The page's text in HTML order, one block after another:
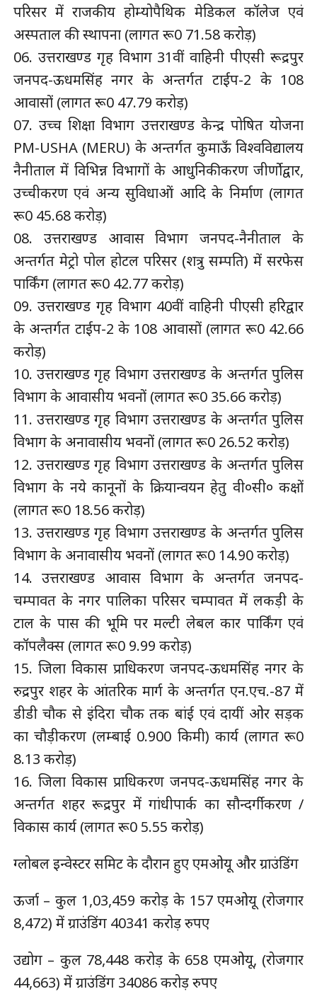
परिसर में राजकीय होम्योपैथिक मेडिकल कॉलेज एवं
अस्पताल की स्थापना (लागत रू0 71.58 करोड़)
06. उत्तराखण्ड गृह विभाग 31वीं वाहिनी पीएसी रूद्रपुर
जनपद-ऊधमसिंह नगर के अन्तर्गत टाईप-2 के 108
आवासों (लागत रू0 47.79 करोड़)
07. उच्च शिक्षा विभाग उत्तराखण्ड केन्द्र पोषित योजना
PM-USHA (MERU) के अन्तर्गत कुमाऊँ विश्वविद्यालय
नैनीताल में विभिन्न विभागों के आधुनिकीकरण जीर्णोद्वार,
उच्चीकरण एवं अन्य सुविधाओं आदि के निर्माण (लागत
रू0 45.68 करोड़)
08. उत्तराखण्ड आवास विभाग जनपद-नैनीताल के
अन्तर्गत मेट्रो पोल होटल परिसर (शत्रु सम्पति) में सरफेस
पार्किंग (लागत रू0 42.77 करोड़)
09. उत्तराखण्ड गृह विभाग 40वीं वाहिनी पीएसी हरिद्वार
के अन्तर्गत टाईप-2 के 108 आवासों (लागत रू0 42.66
करोड़)
10. उत्तराखण्ड गृह विभाग उत्तराखण्ड के अन्तर्गत पुलिस
विभाग के आवासीय भवनों (लागत रू0 35.66 करोड़)
11. उत्तराखण्ड गृह विभाग उत्तराखण्ड के अन्तर्गत पुलिस
विभाग के अनावासीय भवनों (लागत रू0 26.52 करोड़)
12. उत्तराखण्ड गृह विभाग उत्तराखण्ड के अन्तर्गत पुलिस
विभाग के नये कानूनों के क्रियान्वयन हेतु वी०सी० कक्षों
(लागत रू0 18.56 करोड़)
13. उत्तराखण्ड गृह विभाग उत्तराखण्ड के अन्तर्गत पुलिस
विभाग के अनावासीय भवनों (लागत रू0 14.90 करोड़)
14. उत्तराखण्ड आवास विभाग के अन्तर्गत जनपद-
चम्पावत के नगर पालिका परिसर चम्पावत में लकड़ी के
टाल के पास की भूमि पर मल्टी लेबल कार पार्किंग एवं
कॉपलैक्स (लागत रू0 9.99 करोड़)
15. जिला विकास प्राधिकरण जनपद-ऊधमसिंह नगर के
रुद्रपुर शहर के आंतरिक मार्ग के अन्तर्गत एन.एच.-87 में
डीडी चौक से इंदिरा चौक तक बांई एवं दायीं ओर सड़क
का चौड़ीकरण (लम्बाई 0.900 किमी) कार्य (लागत रू0
8.13 करोड़)
16. जिला विकास प्राधिकरण जनपद-ऊधमसिंह नगर के
अन्तर्गत शहर रूद्रपुर में गांधीपार्क का सौन्दर्गीकरण /
विकास कार्य (लागत रू0 5.55 करोड़)
ग्लोबल इन्वेस्टर समिट के दौरान हुए एमओयू और ग्राउंडिंग
ऊर्जा – कुल 1,03,459 करोड़ के 157 एमओयू (रोजगार
8,472) में ग्राउंडिंग 40341 करोड़ रुपए
उद्योग – कुल 78,448 करोड़ के 658 एमओयू, (रोजगार
44,663) में ग्राउंडिंग 34086 करोड़ रुपए